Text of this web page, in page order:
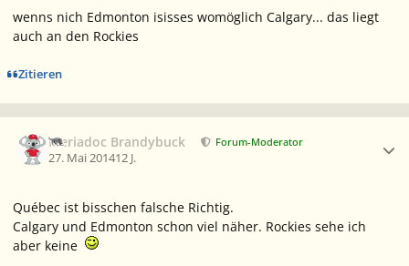
wenns nich Edmonton isisses womöglich Calgary... das liegt
auch an den Rockies
Zitieren
Meriadoc Brandybuck Forum-Moderator
27. Mai 201412 J.
Québec ist bisschen falsche Richtig.
Calgary und Edmonton schon viel näher. Rockies sehe ich
aber keine